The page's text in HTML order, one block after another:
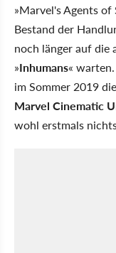
»Marvel's Agents of
Bestand der
noch länger auf die
»Inhumans«
im Sommer 2019
Marvel Cinematic
wohl erstmals